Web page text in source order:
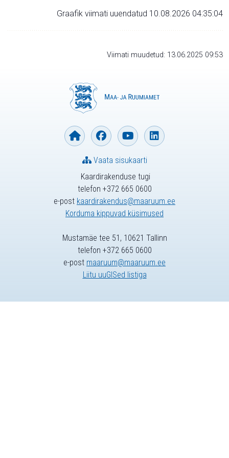
Graafik viimati uuendatud 10.08.2026 04:35:04
Viimati muudetud: 13.06.2025 09:53
Kaardirakenduse tugi
telefon +372 665 0600
e-post kaardirakendus@maaruum.ee
Korduma kippuvad küsimused
Vaata sisukaarti
Mustamäe tee 51, 10621 Tallinn
telefon +372 665 0600
e-post maaruum@maaruum.ee
Liitu uuGISed listiga